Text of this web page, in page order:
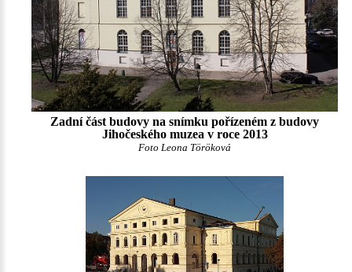
Zadní část budovy na snímku pořízeném z budovy
Jihočeského muzea v roce 2013
Foto Leona Töröková